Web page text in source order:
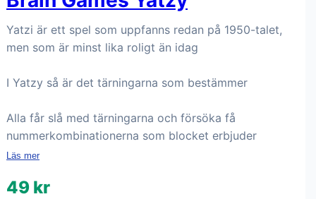
Yatzi är ett spel som uppfanns redan på 1950-talet,
men som är minst lika roligt än idag
I Yatzy så är det tärningarna som bestämmer
Alla får slå med tärningarna och försöka få
nummerkombinationerna som blocket erbjuder
Läs mer
49 kr